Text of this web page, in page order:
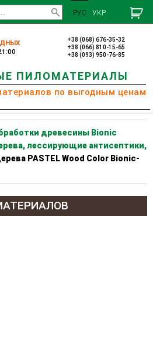
РУС УКР
+38 (068) 676-35-32
+38 (066) 810-15-65
+38 (093) 950-76-85
ПИЛОМАТЕРИАЛЫ
по выгодным ценам
древесины Bionic
лессирующие антисептики,
PASTEL Wood Color Bionic-